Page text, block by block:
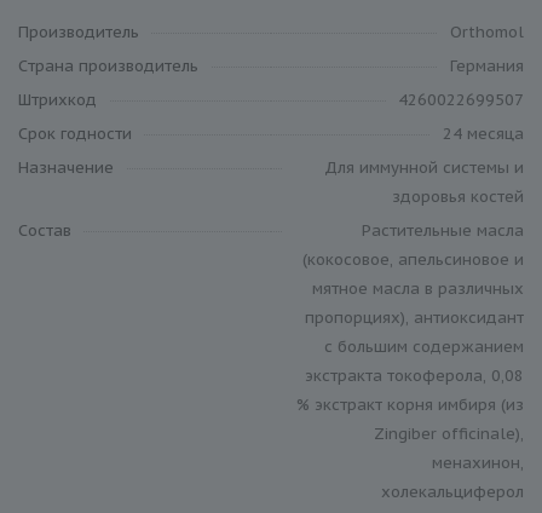
Производитель
Orthomol
Cтрана производитель
Германия
Штрихкод
4260022699507
Cрок годности
24 месяца
Назначение
Для иммунной системы и
здоровья костей
Состав
Растительные масла
(кокосовое, апельсиновое и
мятное масла в различных
пропорциях), антиоксидант
с большим содержанием
экстракта токоферола, 0,08
% экстракт корня имбиря (из
Zingiber officinale),
менахинон,
холекальциферол